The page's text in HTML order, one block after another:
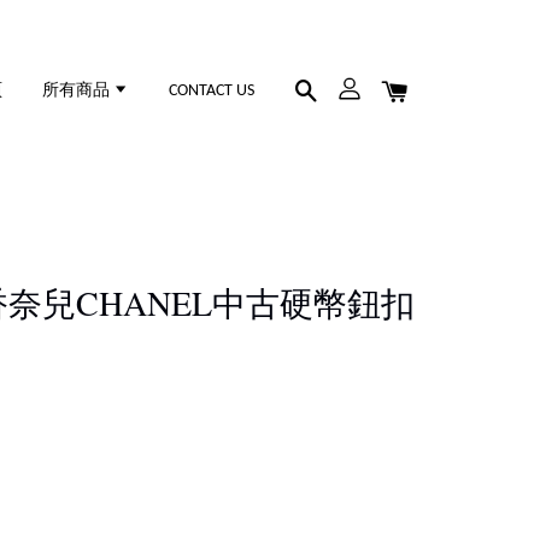
所有商品 CONTACT US
奈兒CHANEL中古硬幣鈕扣